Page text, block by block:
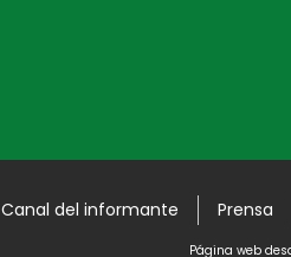
Canal del informante Prensa
Página web